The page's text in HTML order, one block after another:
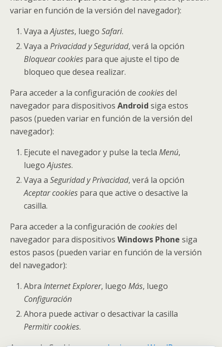
variar en función de la versión del navegador):
Vaya aAjustes, luegoSafari.
Vaya aPrivacidad y Seguridad, verá la opción
Bloquear cookies para que ajuste el tipo de
bloqueo que desea realizar.
Para acceder a la configuración de cookiesdel
navegador para dispositivos Android siga estos
pasos (pueden variar en función de la versión del
navegador):
Ejecute el navegador y pulse la teclaMenú,
luegoAjustes.
Vaya aSeguridad y Privacidad, verá la opción
Aceptar cookies para que active o desactive la
casilla.
Para acceder a la configuración de cookiesdel
navegador para dispositivos Windows Phone siga
estos pasos (pueden variar en función de la versión
del navegador):
AbraInternet Explorer, luegoMás, luego
Configuración
Ahora puede activar o desactivar la casilla
Permitir cookies.